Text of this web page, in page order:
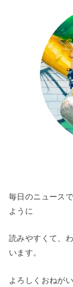
毎日のニュース
ように
読みやすくて、
います。
よろしくおねが